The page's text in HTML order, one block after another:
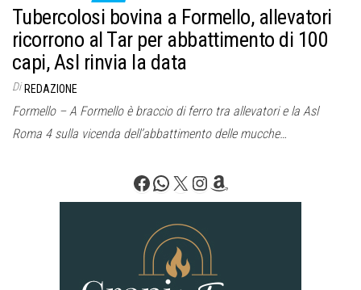
Tubercolosi bovina a Formello, allevatori
ricorrono al Tar per abbattimento di 100
capi, Asl rinvia la data
Di REDAZIONE
Formello – A Formello è braccio di ferro tra allevatori e la Asl
Roma 4 sulla vicenda dell’abbattimento delle mucche…
Facebook
WhatsApp
X Instagram
Amazon